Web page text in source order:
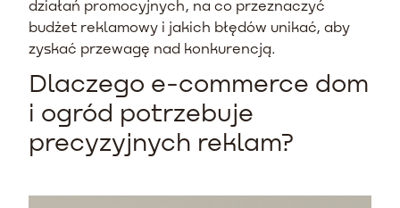
działań promocyjnych, na co przeznaczyć
budżet reklamowy i jakich błędów unikać, aby
zyskać przewagę nad konkurencją.
Dlaczego e-commerce dom
i ogród potrzebuje
precyzyjnych reklam?